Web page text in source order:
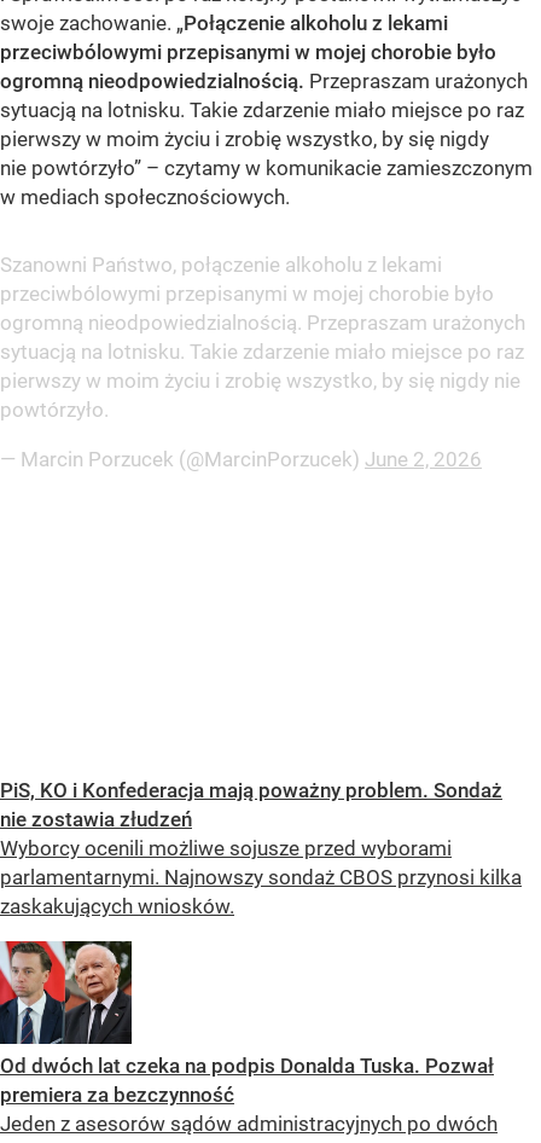
swoje zachowanie. „Połączenie alkoholu z lekami
przeciwbólowymi przepisanymi w mojej chorobie było
ogromną nieodpowiedzialnością. Przepraszam urażonych
sytuacją na lotnisku. Takie zdarzenie miało miejsce po raz
pierwszy w moim życiu i zrobię wszystko, by się nigdy
nie powtórzyło” – czytamy w komunikacie zamieszczonym
w mediach społecznościowych.
Szanowni Państwo, połączenie alkoholu z lekami
przeciwbólowymi przepisanymi w mojej chorobie było
ogromną nieodpowiedzialnością. Przepraszam urażonych
sytuacją na lotnisku. Takie zdarzenie miało miejsce po raz
pierwszy w moim życiu i zrobię wszystko, by się nigdy nie
powtórzyło.
— Marcin Porzucek (@MarcinPorzucek) June 2, 2026
PiS, KO i Konfederacja mają poważny problem. Sondaż
nie zostawia złudzeń
Wyborcy ocenili możliwe sojusze przed wyborami
parlamentarnymi. Najnowszy sondaż CBOS przynosi kilka
zaskakujących wniosków.
Od dwóch lat czeka na podpis Donalda Tuska. Pozwał
premiera za bezczynność
Jeden z asesorów sądów administracyjnych po dwóch